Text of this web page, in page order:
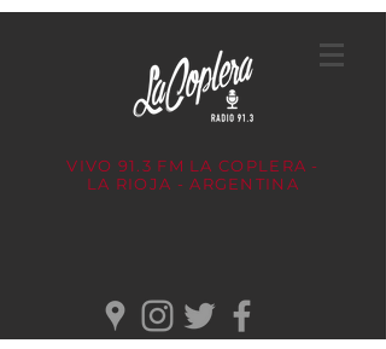
VIVO 91.3 FM LA COPLERA -
LA RIOJA - ARGENTINA